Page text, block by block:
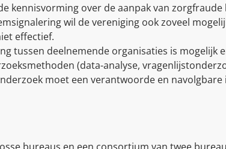
kennisvorming over de aanpak van
wil de vereniging ook zoveel
effectief.
tussen deelnemende organisaties is mogelijk
(data-analyse,
moet een verantwoorde en navolgbare